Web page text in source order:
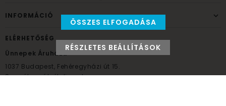
INFORMÁCIÓ
ELÉRHETŐSÉG
Ünnepek Áruháza
1037 Budapest, Fehéregyházi út 15.
Személyes átvételi pont
ÖSSZES ELFOGADÁSA
RÉSZLETES BEÁLLÍTÁSOK